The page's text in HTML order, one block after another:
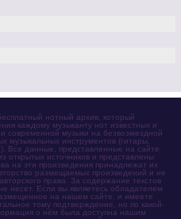
нотный архив, который
каждому музыканту нот известных и
современной музыки на безвозмездной
музыкальных инструментов (гитары,
Все данные, представленные на сайте
открытых источников и представлены
на эти произведения принадлежат их
размещаемых произведений и не
права. За содержание текстов
несет. Если вы являетесь обладателем
на нашем сайте, и имеете
тому подтверждение, но по какой-
о нём была доступна нашим